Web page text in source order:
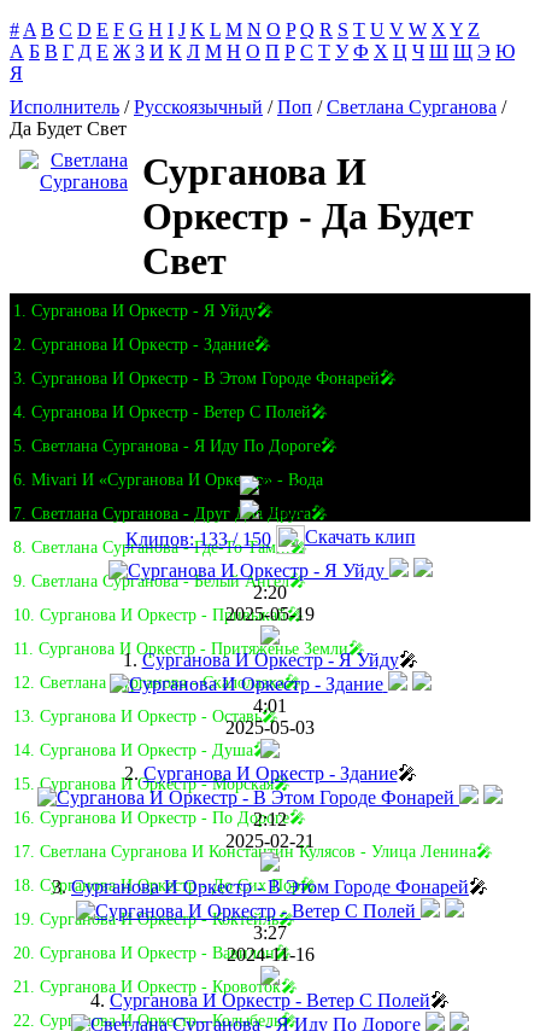
# A B C D E F G H I J K L M N O P Q R S T U V W X Y Z
А Б В Г Д Е Ж З И К Л М Н О П Р С Т У Ф Х Ц Ч Ш Щ Э Ю
Я
Исполнитель /Русскоязычный /Поп /Светлана Сурганова /
Да Будет Свет
Сурганова И
Оркестр - Да Будет
Свет
1. Сурганова И Оркестр - Я Уйду🎤
2. Сурганова И Оркестр - Здание🎤
3. Сурганова И Оркестр - В Этом Городе Фонарей🎤
4. Сурганова И Оркестр - Ветер С Полей🎤
5. Светлана Сурганова - Я Иду По Дороге🎤
6. Mivari И «Сурганова И Оркестр» - Вода
7. Светлана Сурганова - Друг Для Друга🎤
8. Светлана Сурганова - Где-То Там...🎤
9. Светлана Сурганова - Белый Ангел🎤
10. Сурганова И Оркестр - Привыкай🎤
11. Сурганова И Оркестр - Притяженье Земли🎤
12. Светлана Сурганова - Скалолазка🎤
13. Сурганова И Оркестр - Оставь🎤
14. Сурганова И Оркестр - Душа🎤
15. Сурганова И Оркестр - Морская🎤
16. Сурганова И Оркестр - По Дороге🎤
17. Светлана Сурганова И Константин Кулясов - Улица Ленина🎤
18. Сурганова И Оркестр - До Сих Пор🎤
19. Сурганова И Оркестр - Коктейль🎤
20. Сурганова И Оркестр - Вавилон🎤
21. Сурганова И Оркестр - Кровоток🎤
22. Сурганова И Оркестр - Колыбель🎤
Клипов: 133 / 150 Скачать клип
2:20
2025-05-19
1.Сурганова И Оркестр - Я Уйду🎤
4:01
2025-05-03
2.Сурганова И Оркестр - Здание🎤
2:12
2025-02-21
3.Сурганова И Оркестр - В Этом Городе Фонарей🎤
3:27
2024-11-16
4. Сурганова И Оркестр - Ветер С Полей🎤